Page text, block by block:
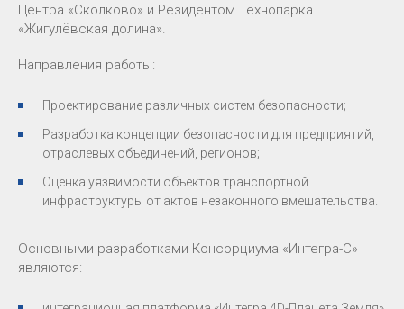
Центра «Сколково» и Резидентом Технопарка
«Жигулёвская долина».
Направления работы:
Проектирование различных систем безопасности;
Разработка концепции безопасности для предприятий,
отраслевых объединений, регионов;
Оценка уязвимости объектов транспортной
инфраструктуры от актов незаконного вмешательства.
Основными разработками Консорциума «Интегра-С»
являются: